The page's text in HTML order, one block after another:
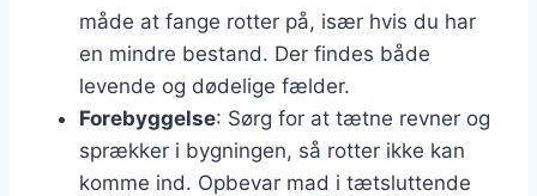
måde at fange rotter på, især hvis du har
en mindre bestand. Der findes både
levende og dødelige fælder.
Forebyggelse: Sørg for at tætne revner og
sprækker i bygningen, så rotter ikke kan
komme ind. Opbevar mad i tætsluttende